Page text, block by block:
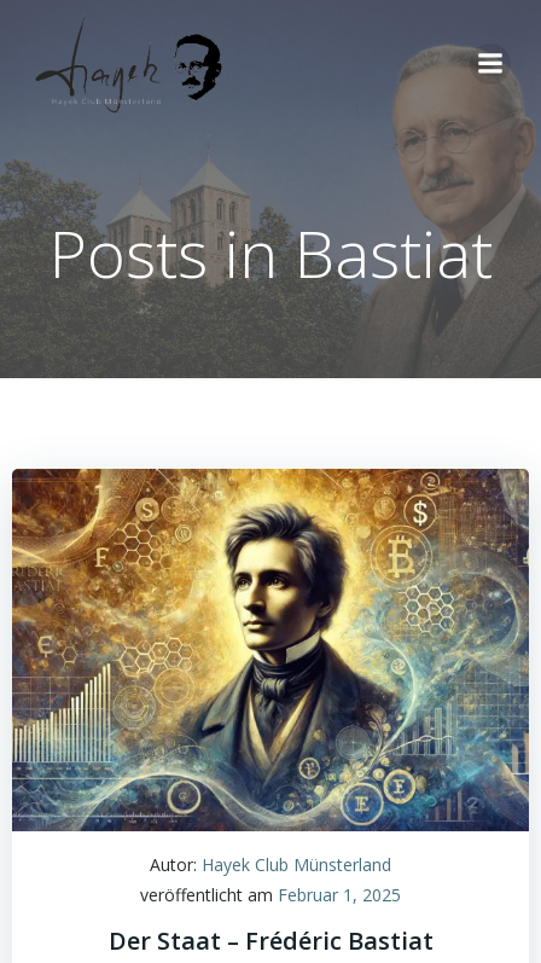
Posts in Bastiat
Autor: Hayek Club Münsterland
veröffentlicht am Februar 1, 2025
Der Staat – Frédéric Bastiat